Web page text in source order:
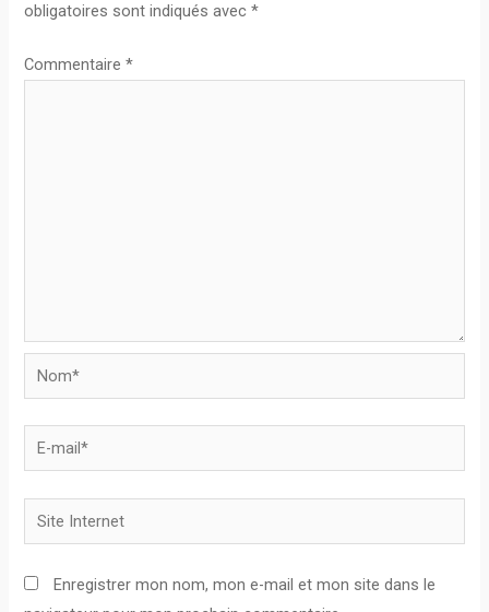
obligatoires sont indiqués avec*
Commentaire*
Nom*
E-
mail*
Site
Internet
Enregistrer mon nom, mon e-mail et mon site dans le